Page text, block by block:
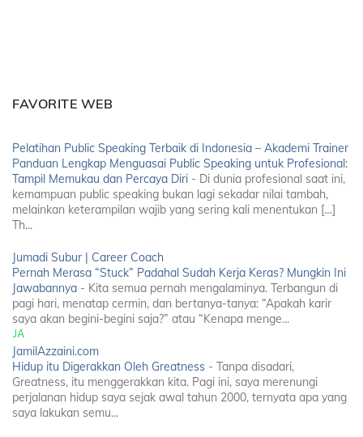
FAVORITE WEB
Pelatihan Public Speaking Terbaik di Indonesia – Akademi Trainer
Panduan Lengkap Menguasai Public Speaking untuk Profesional:
Tampil Memukau dan Percaya Diri - Di dunia profesional saat ini,
kemampuan public speaking bukan lagi sekadar nilai tambah,
melainkan keterampilan wajib yang sering kali menentukan […]
Th...
Jumadi Subur | Career Coach
Pernah Merasa “Stuck” Padahal Sudah Kerja Keras? Mungkin Ini
Jawabannya - Kita semua pernah mengalaminya. Terbangun di
pagi hari, menatap cermin, dan bertanya-tanya: “Apakah karir
saya akan begini-begini saja?” atau “Kenapa menge...
JamilAzzaini.com
Hidup itu Digerakkan Oleh Greatness - Tanpa disadari,
Greatness, itu menggerakkan kita. Pagi ini, saya merenungi
perjalanan hidup saya sejak awal tahun 2000, ternyata apa yang
saya lakukan semu...